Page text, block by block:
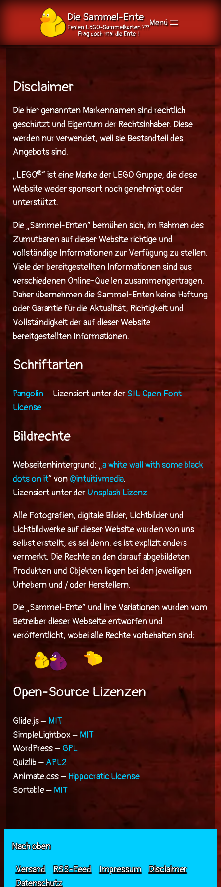
springen
Die Sammel-Ente
Fehlen LEGO-Sammelkarten ???
Frag doch mal die Ente !
Disclaimer
Die hier genannten Markennamen sind rechtlich
geschützt und Eigentum der Rechtsinhaber. Diese
werden nur verwendet, weil sie Bestandteil des
Angebots sind.
„LEGO®“ ist eine Marke der LEGO Gruppe, die diese
Website weder sponsort noch genehmigt oder
unterstützt.
Die „Sammel-Enten“ bemühen sich, im Rahmen des
Zumutbaren auf dieser Website richtige und
vollständige Informationen zur Verfügung zu stellen.
Viele der bereitgestellten Informationen sind aus
verschiedenen Online-Quellen zusammengertragen.
Daher übernehmen die Sammel-Enten keine Haftung
oder Garantie für die Aktualität, Richtigkeit und
Vollständigkeit der auf dieser Website
bereitgestellten Informationen.
Schriftarten
Pangolin– Lizensiert unter der SIL Open Font
License
Bildrechte
Webseitenhintergrund: „a white wall with some black
dots on it“ von @intuitivmedia.
Lizensiert unter derUnsplash Lizenz
Alle Fotografien, digitale Bilder, Lichtbilder und
Lichtbildwerke auf dieser Website wurden von uns
selbst erstellt, es sei denn, es ist explizit anders
vermerkt. Die Rechte an den darauf abgebildeten
Produkten und Objekten liegen bei den jeweiligen
Urhebern und / oder Herstellern.
Die „Sammel-Ente“ und ihre Variationen wurden vom
Betreiber dieser Webseite entworfen und
veröffentlicht, wobei alle Rechte vorbehalten sind:
Open-Source Lizenzen
Glide.js – MIT
SimpleLightbox – MIT
WordPress – GPL
Quizlib – APL2
Animate.css – Hippocratic License
Sortable – MIT
Nach oben
Versand
RSS-Feed Impressum
Disclaimer
Datenschutz